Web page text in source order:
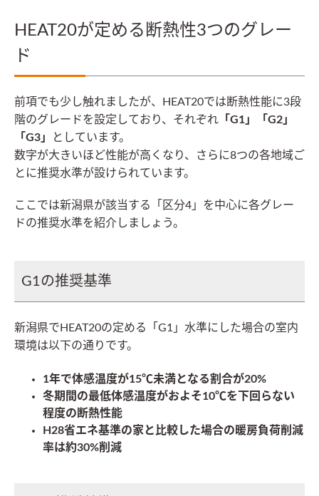
HEAT20が定める断熱性3つのグレー
ド
前項でも少し触れましたが、HEAT20では断熱性能に3段
階のグレードを設定しており、それぞれ 「G1」「G2」
「G3」
としています。
数字が大きいほど性能が高くなり、さらに8つの各地域ご
とに推奨水準が設けられています。
ここでは新潟県が該当する「区分4」を中心に各グレー
ドの推奨水準を紹介しましょう。
G1の推奨基準
新潟県でHEAT20の定める「G1」水準にした場合の室内
環境は以下の通りです。
1年で体感温度が15℃未満となる割合が20%
冬期間の最低体感温度がおよそ10℃を下回らない
程度の断熱性能
H28省エネ基準の家と比較した場合の暖房負荷削減
率は約30%削減